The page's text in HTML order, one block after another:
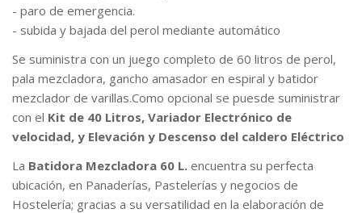
- paro de emergencia.
- subida y bajada del perol mediante automático
Se suministra con un juego completo de 60 litros de perol,
pala mezcladora, gancho amasador en espiral y batidor
mezclador de varillas.Como opcional se puesde suministrar
con el Kit de 40 Litros, Variador Electrónico de
velocidad, y Elevación y Descenso del caldero Eléctrico
La Batidora Mezcladora 60 L. encuentra su perfecta
ubicación, en Panaderías, Pastelerías y negocios de
Hostelería; gracias a su versatilidad en la elaboración de